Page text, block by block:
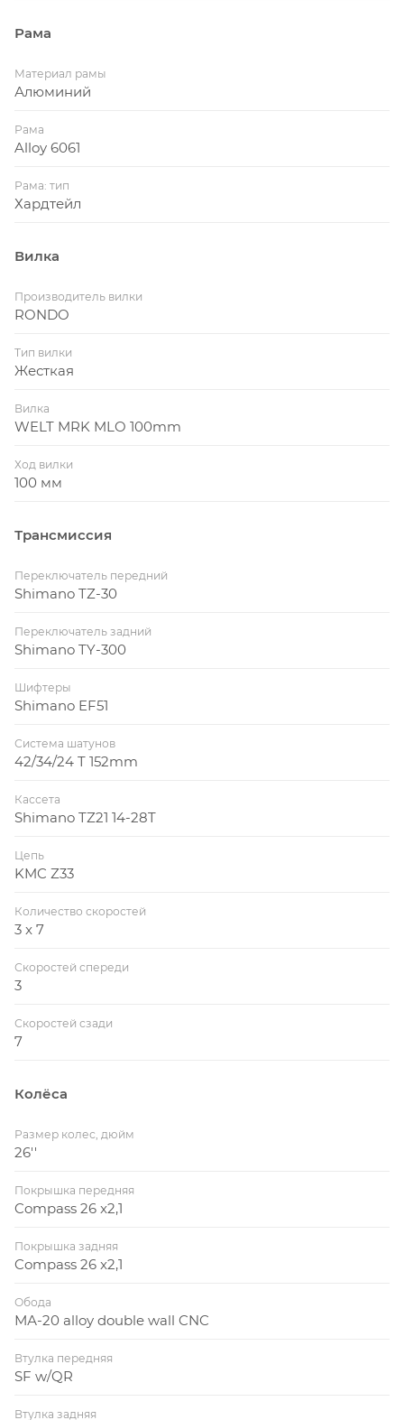
Рама
Материал рамы
Алюминий
Рама
Alloy 6061
Рама: тип
Хардтейл
Вилка
Производитель вилки
RONDO
Тип вилки
Жесткая
Вилка
WELT MRK MLO 100mm
Ход вилки
100 мм
Трансмиссия
Переключатель передний
Shimano TZ-30
Переключатель задний
Shimano TY-300
Шифтеры
Shimano EF51
Система шатунов
42/34/24 T 152mm
Кассета
Shimano TZ21 14-28T
Цепь
KMC Z33
Количество скоростей
3 x 7
Скоростей спереди
3
Скоростей сзади
7
Колёса
Размер колес, дюйм
26''
Покрышка передняя
Compass 26 x2,1
Покрышка задняя
Compass 26 x2,1
Обода
МА-20 alloy double wall CNC
Втулка передняя
SF w/QR
Втулка задняя